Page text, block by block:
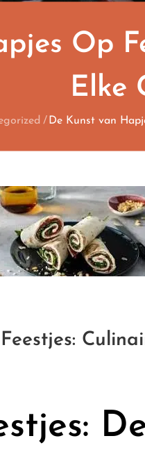
Op
Elke
De Kunst van